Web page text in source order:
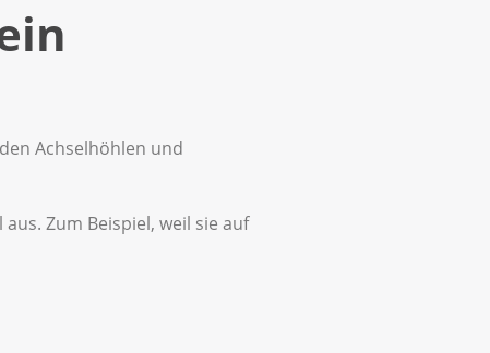
Achselhöhlen und
Zum Beispiel, weil sie auf